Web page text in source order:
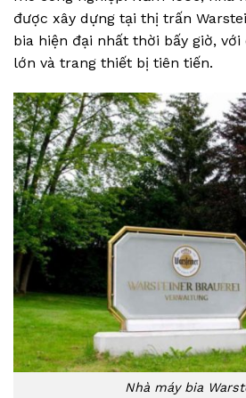
được xây dựng tại thị trấn
bia hiện đại nhất thời bấy giờ,
lớn và trang thiết bị tiên tiến.
Nhà máy bia